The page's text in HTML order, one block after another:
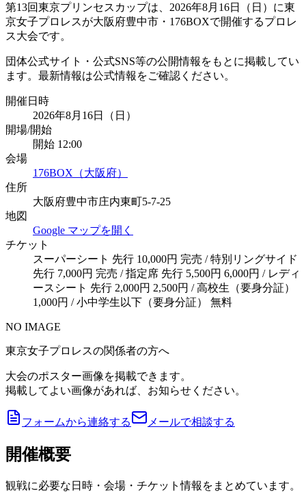
第13回東京プリンセスカップは、2026年8月16日（日）に東
京女子プロレスが大阪府豊中市・176BOXで開催するプロレ
ス大会です。
団体公式サイト・公式SNS等の公開情報をもとに掲載してい
ます。最新情報は公式情報をご確認ください。
開催日時
2026年8月16日（日）
開場/開始
開始 12:00
会場
176BOX（大阪府）
住所
大阪府豊中市庄内東町5-7-25
地図
Google マップを開く
チケット
スーパーシート 先行 10,000円 完売 / 特別リングサイド
先行 7,000円 完売 / 指定席 先行 5,500円 6,000円 / レディ
ースシート 先行 2,000円 2,500円 / 高校生（要身分証）
1,000円 / 小中学生以下（要身分証） 無料
NO IMAGE
東京女子プロレスの関係者の方へ
大会のポスター画像を掲載できます。
掲載してよい画像があれば、お知らせください。
フォームから連絡する メールで相談する
開催概要
観戦に必要な日時・会場・チケット情報をまとめています。